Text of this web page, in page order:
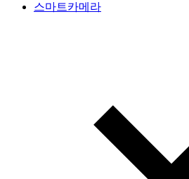
스마트카메라